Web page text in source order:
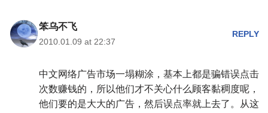
笨乌不飞
2010.01.09 at 22:37
REPLY
中文网络广告市场一塌糊涂，基本上都是骗错误点击
次数赚钱的，所以他们才不关心什么顾客黏稠度呢，
他们要的是大大的广告，然后误点率就上去了。从这